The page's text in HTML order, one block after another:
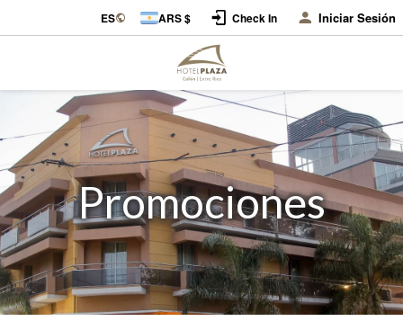
ES ARS $ Check In Iniciar Sesión
Promociones